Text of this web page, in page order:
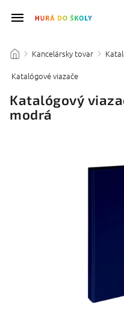
/ Kancelársky tovar /
Katalógové viazače
Katalógový
modrá